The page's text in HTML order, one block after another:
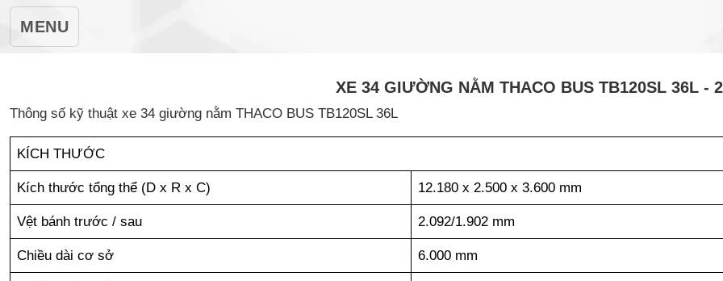
MENU
XE 34 GIƯỜNG NẰM THACO BUS TB120SL 36L -
Thông số kỹ thuật xe 34 giường nằm THACO BUS TB120SL 36L
KÍCH THƯỚC
Kích thước tổng thể (D x R x C) 12.180 x 2.500 x 3.600 mm
Vệt bánh trước / sau 2.092/1.902 mm
Chiều dài cơ sở 6.000 mm